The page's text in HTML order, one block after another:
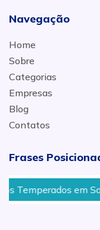
Navegação
Home
Sobre
Categorias
Empresas
Blog
Contatos
Frases
em Saltinho